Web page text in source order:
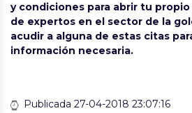
y condiciones para abrir tu
de expertos en el sector de la
acudir a alguna de estas citas
información necesaria.
Publicada 27-04-2018 23:07:16